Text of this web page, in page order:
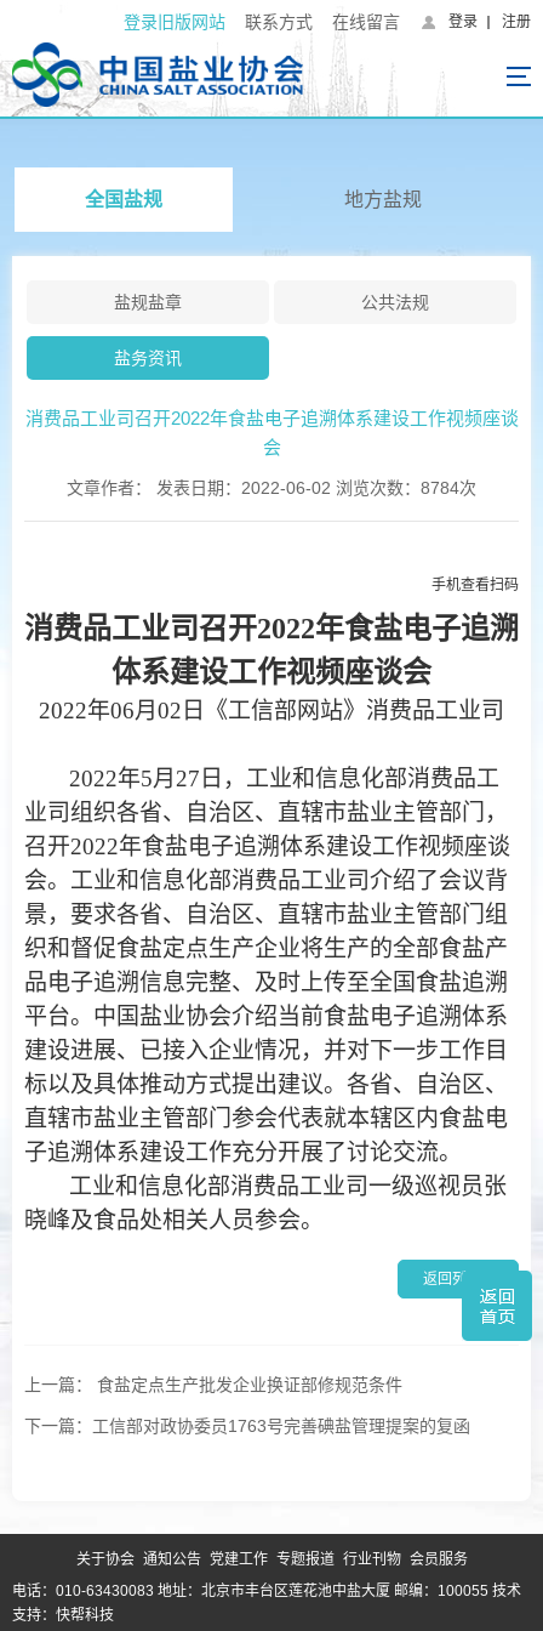
登录旧版网站 联系方式 在线留言 登录 注册
全国盐规 地方盐规
盐规盐章 公共法规
盐务资讯
消费品工业司召开2022年食盐电子追溯体系建设工作视频座谈
会
文章作者： 发表日期：2022-06-02 浏览次数：8784次
手机查看扫码
消费品工业司召开2022年食盐电子追溯
体系建设工作视频座谈会
2022年06月02日《工信部网站》消费品工业司
2022年5月27日，工业和信息化部消费品工
业司组织各省、自治区、直辖市盐业主管部门，
召开2022年食盐电子追溯体系建设工作视频座谈
会。工业和信息化部消费品工业司介绍了会议背
景，要求各省、自治区、直辖市盐业主管部门组
织和督促食盐定点生产企业将生产的全部食盐产
品电子追溯信息完整、及时上传至全国食盐追溯
平台。中国盐业协会介绍当前食盐电子追溯体系
建设进展、已接入企业情况，并对下一步工作目
标以及具体推动方式提出建议。各省、自治区、
直辖市盐业主管部门参会代表就本辖区内食盐电
子追溯体系建设工作充分开展了讨论交流。
工业和信息化部消费品工业司一级巡视员张
晓峰及食品处相关人员参会。
返回列表 >
上一篇： 食盐定点生产批发企业换证部修规范条件
下一篇：工信部对政协委员1763号完善碘盐管理提案的复函
关于协会 通知公告 党建工作 专题报道 行业刊物 会员服务
电话：010-63430083 地址：北京市丰台区莲花池中盐大厦 邮编：100055 技术
支持：快帮科技